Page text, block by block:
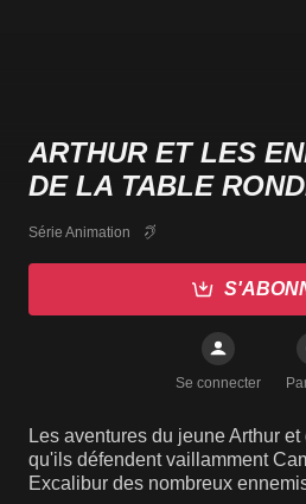
ARTHUR ET LES
DE LA TABLE
Série Animation
Se connecter
Les aventures du jeune Arthur
qu'ils défendent vaillamment
Excalibur des nombreux